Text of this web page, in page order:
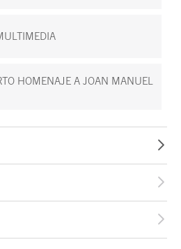
HOMENAJE A JOAN MANUEL